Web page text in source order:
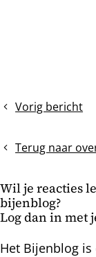
Vorig bericht
De
Terug naar
Wil je reacties
bijenblog?
Log dan in met
Het Bijenblog is